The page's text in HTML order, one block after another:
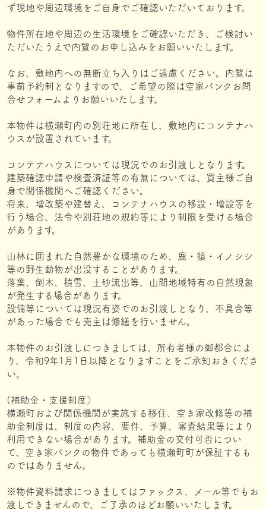
ず現地や周辺環境をご自身でご確認いただいております。
物件所在地や周辺の生活環境をご確認いただき、ご検討い
ただいたうえで内覧のお申し込みをお願いいたします。
なお、敷地内への無断立ち入りはご遠慮ください。内覧は
事前予約制となりますので、ご希望の際は空家バンクお問
合せフォームよりお願いいたします。
本物件は横瀬町内の別荘地に所在し、敷地内にコンテナハ
ウスが設置されています。
コンテナハウスについては現況でのお引渡しとなります。
建築確認申請や検査済証等の有無については、買主様ご自
身で関係機関へご確認ください。
将来、増改築や建替え、コンテナハウスの移設・増設等を
行う場合、法令や別荘地の規約等により制限を受ける場合
があります。
山林に囲まれた自然豊かな環境のため、鹿・猿・イノシシ
等の野生動物が出没することがあります。
落葉、倒木、積雪、土砂流出等、山間地域特有の自然現象
が発生する場合があります。
設備等については現況有姿でのお引渡しとなり、不具合等
があった場合でも売主は修繕を行いません。
本物件のお引渡しにつきましては、所有者様の御都合によ
り、令和9年1月1日以降となりますことをご承知おきくださ
い。
(補助金・支援制度）
横瀬町および関係機関が実施する移住、空き家改修等の補
助金制度は、制度の内容、要件、予算、審査結果等により
利用できない場合があります。補助金の交付可否につい
て、空き家バンクの物件であっても横瀬町町が保証するも
のではありません。
※物件資料請求につきましてはファックス、メール等でもお
渡しできませんので、ご了承のほどお願いいたします。